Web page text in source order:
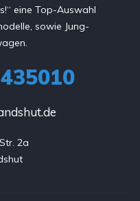
eine Top-Auswahl
sowie Jung-
2a